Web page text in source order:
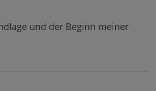
und der Beginn meiner